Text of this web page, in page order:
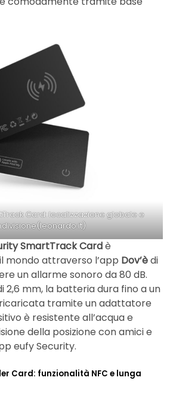
Card: localizzazione globale e
SmartTrack Cardè
mondo attraverso l’app Dov’èdi
un allarme sonoro da 80 dB.
2,6 mm, la batteria dura fino a un
tramite un adattatore
è resistente all’acqua e
della posizione con amici e
eufy Security.
Card: funzionalità NFC e lunga